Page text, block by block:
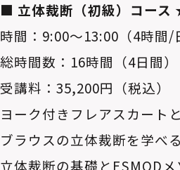
■ 立体裁断（初級）コース
時間：9:00～13:00（4時間/
総時間数：16時間（4日間）
受講料：35,200円（税込）
ヨーク付きフレアスカート
ブラウスの立体裁断を学べ
立体裁断の基礎とESMOD